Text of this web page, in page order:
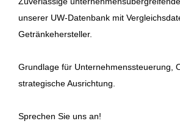
unserer UW-Datenbank mit
Getränkehersteller.
Grundlage für Unternehmenssteuerung,
strategische Ausrichtung.
Sprechen Sie uns an!